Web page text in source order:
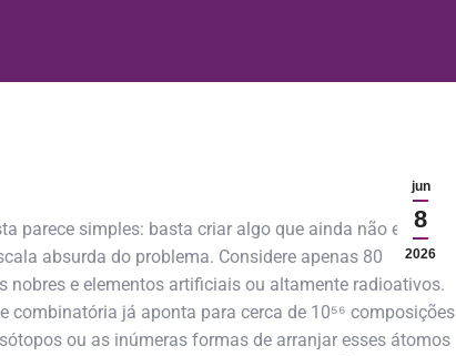
jun
8
2026
parece simples: basta criar algo que ainda não existe.
absurda do problema. Considere apenas 80
nobres e elementos artificiais ou altamente radioativos.
combinatória já aponta para cerca de 10⁵⁶ composições
ou as inúmeras formas de arranjar esses átomos